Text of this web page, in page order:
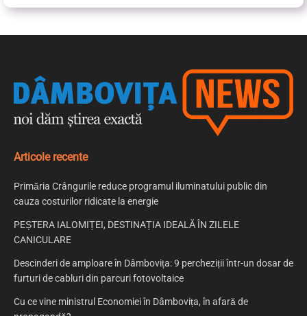
Articole recente
Primăria Crângurile reduce programul iluminatului public din
cauza costurilor ridicate la energie
PEȘTERA IALOMIȚEI, DESTINAȚIA IDEALĂ ÎN ZILELE
CANICULARE
Descinderi de amploare în Dâmbovița: 9 percheziții într-un dosar de
furturi de cabluri din parcuri fotovoltaice
Cu ce vine ministrul Economiei în Dâmbovița, în afară de